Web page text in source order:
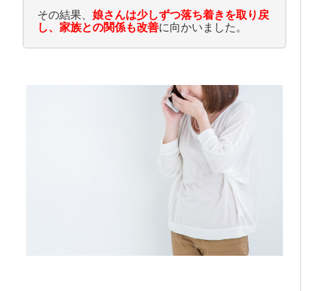
その結果、娘さんは少しずつ落ち着きを取り戻
し、家族との関係も改善に向かいました。